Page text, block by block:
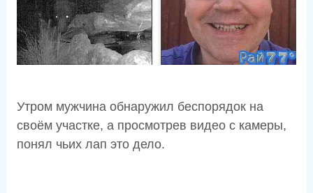
Утром мужчина обнаружил беспорядок на
своём участке, а просмотрев видео с камеры,
понял чьих лап это дело.